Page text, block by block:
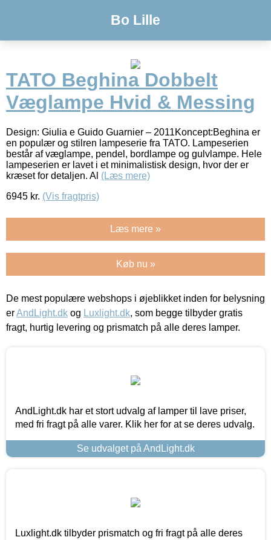
Bo Lille
TATO Beghina Dobbelt
Væglampe Hvid & Messing
Design: Giulia e Guido Guarnier – 2011Koncept:Beghina er
en populær og stilren lampeserie fra TATO. Lampeserien
består af væglampe, pendel, bordlampe og gulvlampe. Hele
lampeserien er lavet i et minimalistisk design, hvor der er
kræset for detaljen. Al (Læs mere)
6945 kr. (Vis fragtpris)
Læs mere »
Køb nu »
De mest populære webshops i øjeblikket inden for belysning
erAndLight.dk og Luxlight.dk, som begge tilbyder gratis
fragt, hurtig levering og prismatch på alle deres lamper.
AndLight.dk har et stort udvalg af lamper til lave priser,
med fri fragt på alle varer. Klik her for at se deres udvalg.
Se udvalget på AndLight.dk
Luxlight.dk tilbyder prismatch og fri fragt på alle deres